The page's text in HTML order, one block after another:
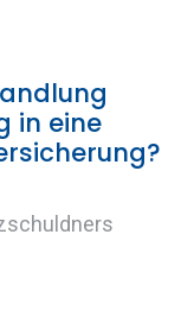
in eine